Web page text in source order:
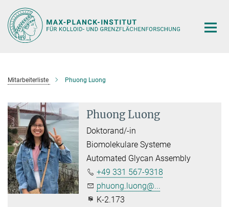
Hauptinhalt
Mitarbeiterliste Phuong Luong
Phuong Luong
Doktorand/-in
Biomolekulare Systeme
Automated Glycan Assembly
+49 331 567-9318
phuong.luong@...
K-2.173